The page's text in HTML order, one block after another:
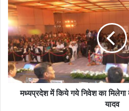
मध्यप्रदेश में किये गये निवेश का मिलेगा
यादव